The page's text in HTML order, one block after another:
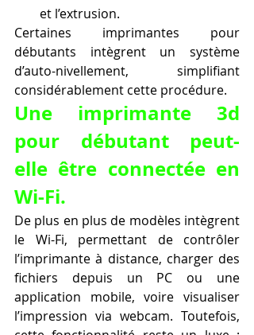
et l’extrusion.
Certaines imprimantes pour
débutants intègrent un système
d’auto-nivellement, simplifiant
considérablement cette procédure.
Une imprimante 3d
pour débutant peut-
elle être connectée en
Wi-Fi.
De plus en plus de modèles intègrent
le Wi-Fi, permettant de contrôler
l’imprimante à distance, charger des
fichiers depuis un PC ou une
application mobile, voire visualiser
l’impression via webcam. Toutefois,